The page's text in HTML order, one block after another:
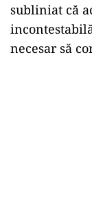
subliniat că
necesar să